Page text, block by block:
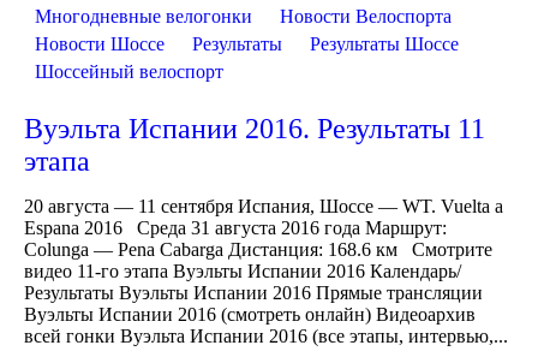
Многодневные велогонки
Новости Велоспорта
Новости Шоссе
Результаты
Результаты Шоссе
Шоссейный велоспорт
Вуэльта Испании 2016. Результаты 11
этапа
20 августа — 11 сентября Испания, Шоссе — WT. Vuelta a
Espana 2016 Среда 31 августа 2016 года Маршрут:
Colunga — Pena Cabarga Дистанция: 168.6 км Смотрите
видео 11-го этапа Вуэльты Испании 2016 Календарь/
Результаты Вуэльты Испании 2016 Прямые трансляции
Вуэльты Испании 2016 (смотреть онлайн) Видеоархив
всей гонки Вуэльта Испании 2016 (все этапы, интервью,...